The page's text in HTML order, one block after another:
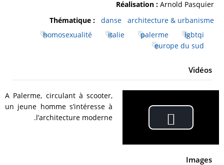
Réalisation : Arnold Pasquier
Thématique :
danse
architecture & urbanisme
homosexualité
italie palerme
lgbtqi
europe du sud
Vidéos
Play
Video
A Palerme, circulant à scooter,
un jeune homme s’intéresse à
l’architecture moderne.
Images